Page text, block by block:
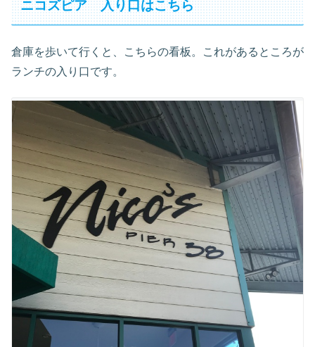
ニコズピア 入り口はこちら
倉庫を歩いて行くと、こちらの看板。これがあるところが
ランチの入り口です。